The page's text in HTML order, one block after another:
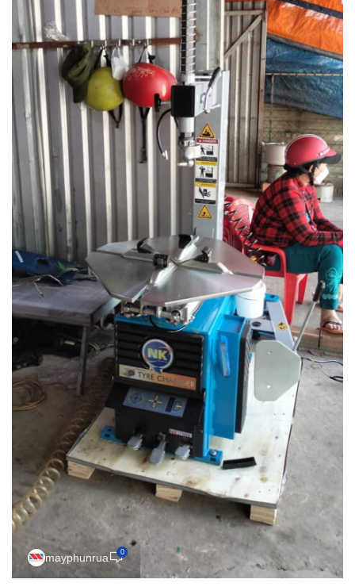
mayphunrua 0